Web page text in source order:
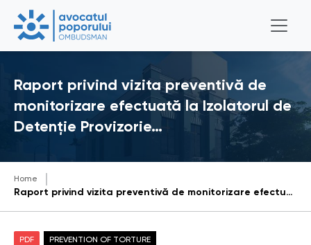
Raport privind vizita preventivă de
monitorizare efectuată la Izolatorul de
Detenție Provizorie…
Home
Raport privind vizita preventivă de monitorizare efectuată la Izolatorul de Detenție Provizorie din cadrul Inspectoratului de Poliție Ungheni din data de aprilie 2023
PDF PREVENTION OF TORTURE